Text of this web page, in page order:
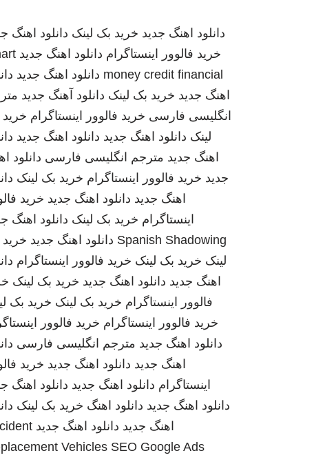
دانلود اهنگ جدید خرید بک لینک دانلود اهنگ
خرید فالوور اینستاگرام دانلود اهنگ جدید
money credit financial دانلود اهنگ جدید
اهنگ جدید خرید بک لینک دانلود آهنگ جدید
انگلیسی فارسی خرید فالوور اینستاگرام
لینک دانلود اهنگ جدید دانلود اهنگ جدید
اهنگ جدید مترجم انگلیسی فارسی دانلود
جدید خرید فالوور اینستاگرام خرید بک لینک
اهنگ جدید دانلود اهنگ جدید خرید
اینستاگرام خرید بک لینک دانلود اهنگ
Spanish Shadowing دانلود اهنگ جدید
لینک خرید بک لینک خرید فالوور اینستاگرام
اهنگ جدید دانلود اهنگ جدید خرید بک لینک
فالوور اینستاگرام خرید بک لینک خرید بک
خرید فالوور اینستاگرام خرید فالوور
دانلود اهنگ جدید مترجم انگلیسی فارسی
اهنگ جدید دانلود اهنگ جدید خرید
اینستاگرام دانلود اهنگ جدید دانلود اهنگ
دانلود اهنگ جدید دانلود اهنگ خرید بک لینک
اهنگ جدید دانلود اهنگ جدید
Vehicles SEO Google Ads